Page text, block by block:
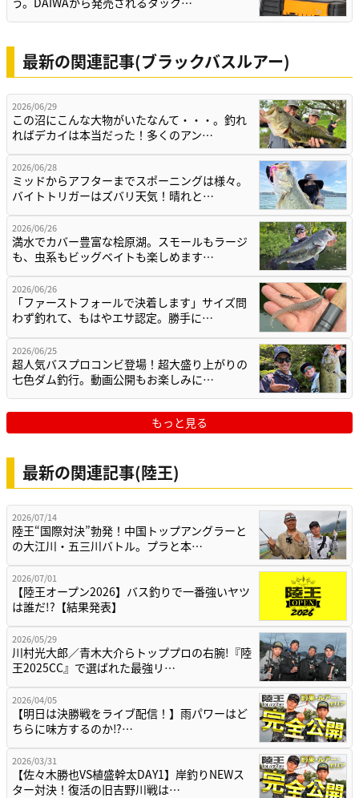
最新の関連記事(ブラックバスルアー)
2026/06/29
この沼にこんな大物がいたなんて・・・。釣れ
ればデカイは本当だった！多くのアン…
2026/06/28
ミッドからアフターまでスポーニングは様々。
バイトトリガーはズバリ天気！晴れと…
2026/06/26
満水でカバー豊富な桧原湖。スモールもラージ
も、虫系もビッグベイトも楽しめます…
2026/06/26
「ファーストフォールで決着します」サイズ問
わず釣れて、もはやエサ認定。勝手に…
2026/06/25
超人気バスプロコンビ登場！超大盛り上がりの
七色ダム釣行。動画公開もお楽しみに…
もっと見る
最新の関連記事(陸王)
2026/07/14
陸王“国際対決”勃発！中国トップアングラーと
の大江川・五三川バトル。プラと本…
2026/07/01
【陸王オープン2026】バス釣りで一番強いヤツ
は誰だ!?【結果発表】
2026/05/29
川村光大郎／青木大介らトッププロの右腕!『陸
王2025CC』で選ばれた最強リ…
2026/04/05
【明日は決勝戦をライブ配信！】雨パワーはど
ちらに味方するのか⁉…
2026/03/31
【佐々木勝也VS植盛幹太DAY1】岸釣りNEWス
ター対決！復活の旧吉野川戦は…